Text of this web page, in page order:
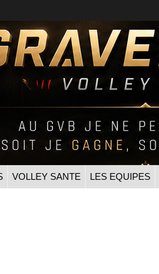
VOLLEY SANTE LES EQUIPES